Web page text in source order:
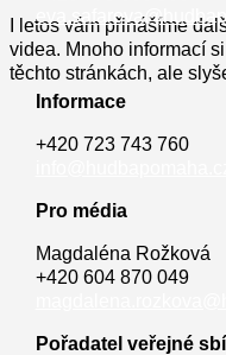
I letos vám přinášíme
videa. Mnoho informací
těchto stránkách, ale
Informace
+420 723 743 760
Pro média
Magdaléna Rožková
+420 604 870 049
Pořadatel veřejné